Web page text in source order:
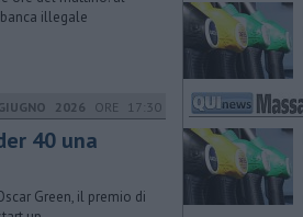
illegale
2026 ORE 17:30
40 una
Green, il premio di